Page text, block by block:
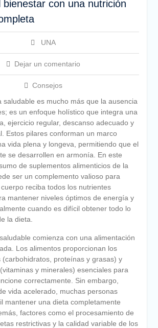
bienestar con una nutrición
UNA
Dejar un comentario
Consejos
saludable es mucho más que la ausencia
es un enfoque holístico que integra una
ejercicio regular, descanso adecuado y
Estos pilares conforman un marco
vida plena y longeva, permitiendo que el
se desarrollen en armonía. En este
de suplementos alimenticios de la
ser un complemento valioso para
reciba todos los nutrientes
mantener niveles óptimos de energía y
cuando es difícil obtener todo lo
la dieta.
comienza con una alimentación
Los alimentos proporcionan los
(carbohidratos, proteínas y grasas) y
y minerales) esenciales para
correctamente. Sin embargo,
vida acelerado, muchas personas
mantener una dieta completamente
factores como el procesamiento de
restrictivas y la calidad variable de los